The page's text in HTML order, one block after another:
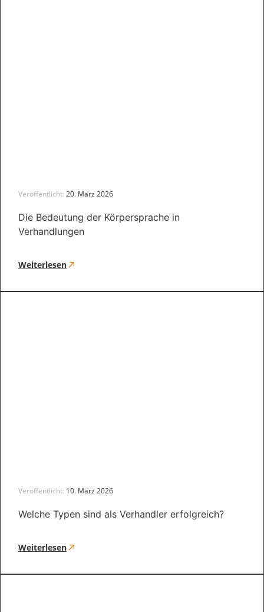
Veröffentlicht: 20. März 2026
Die Bedeutung der Körpersprache in
Verhandlungen
Weiterlesen
Veröffentlicht: 10. März 2026
Welche Typen sind als Verhandler erfolgreich?
Weiterlesen